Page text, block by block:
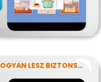
HOGYAN LESZ BIZTONSÁGOS, AMIT MEGESZEL?